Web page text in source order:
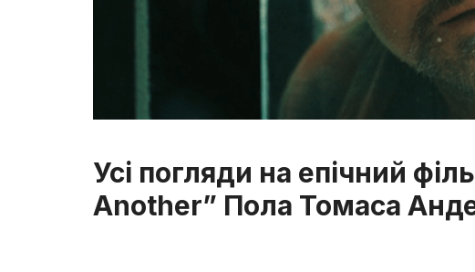
Усі погляди на епічний
Another” Пола Томаса